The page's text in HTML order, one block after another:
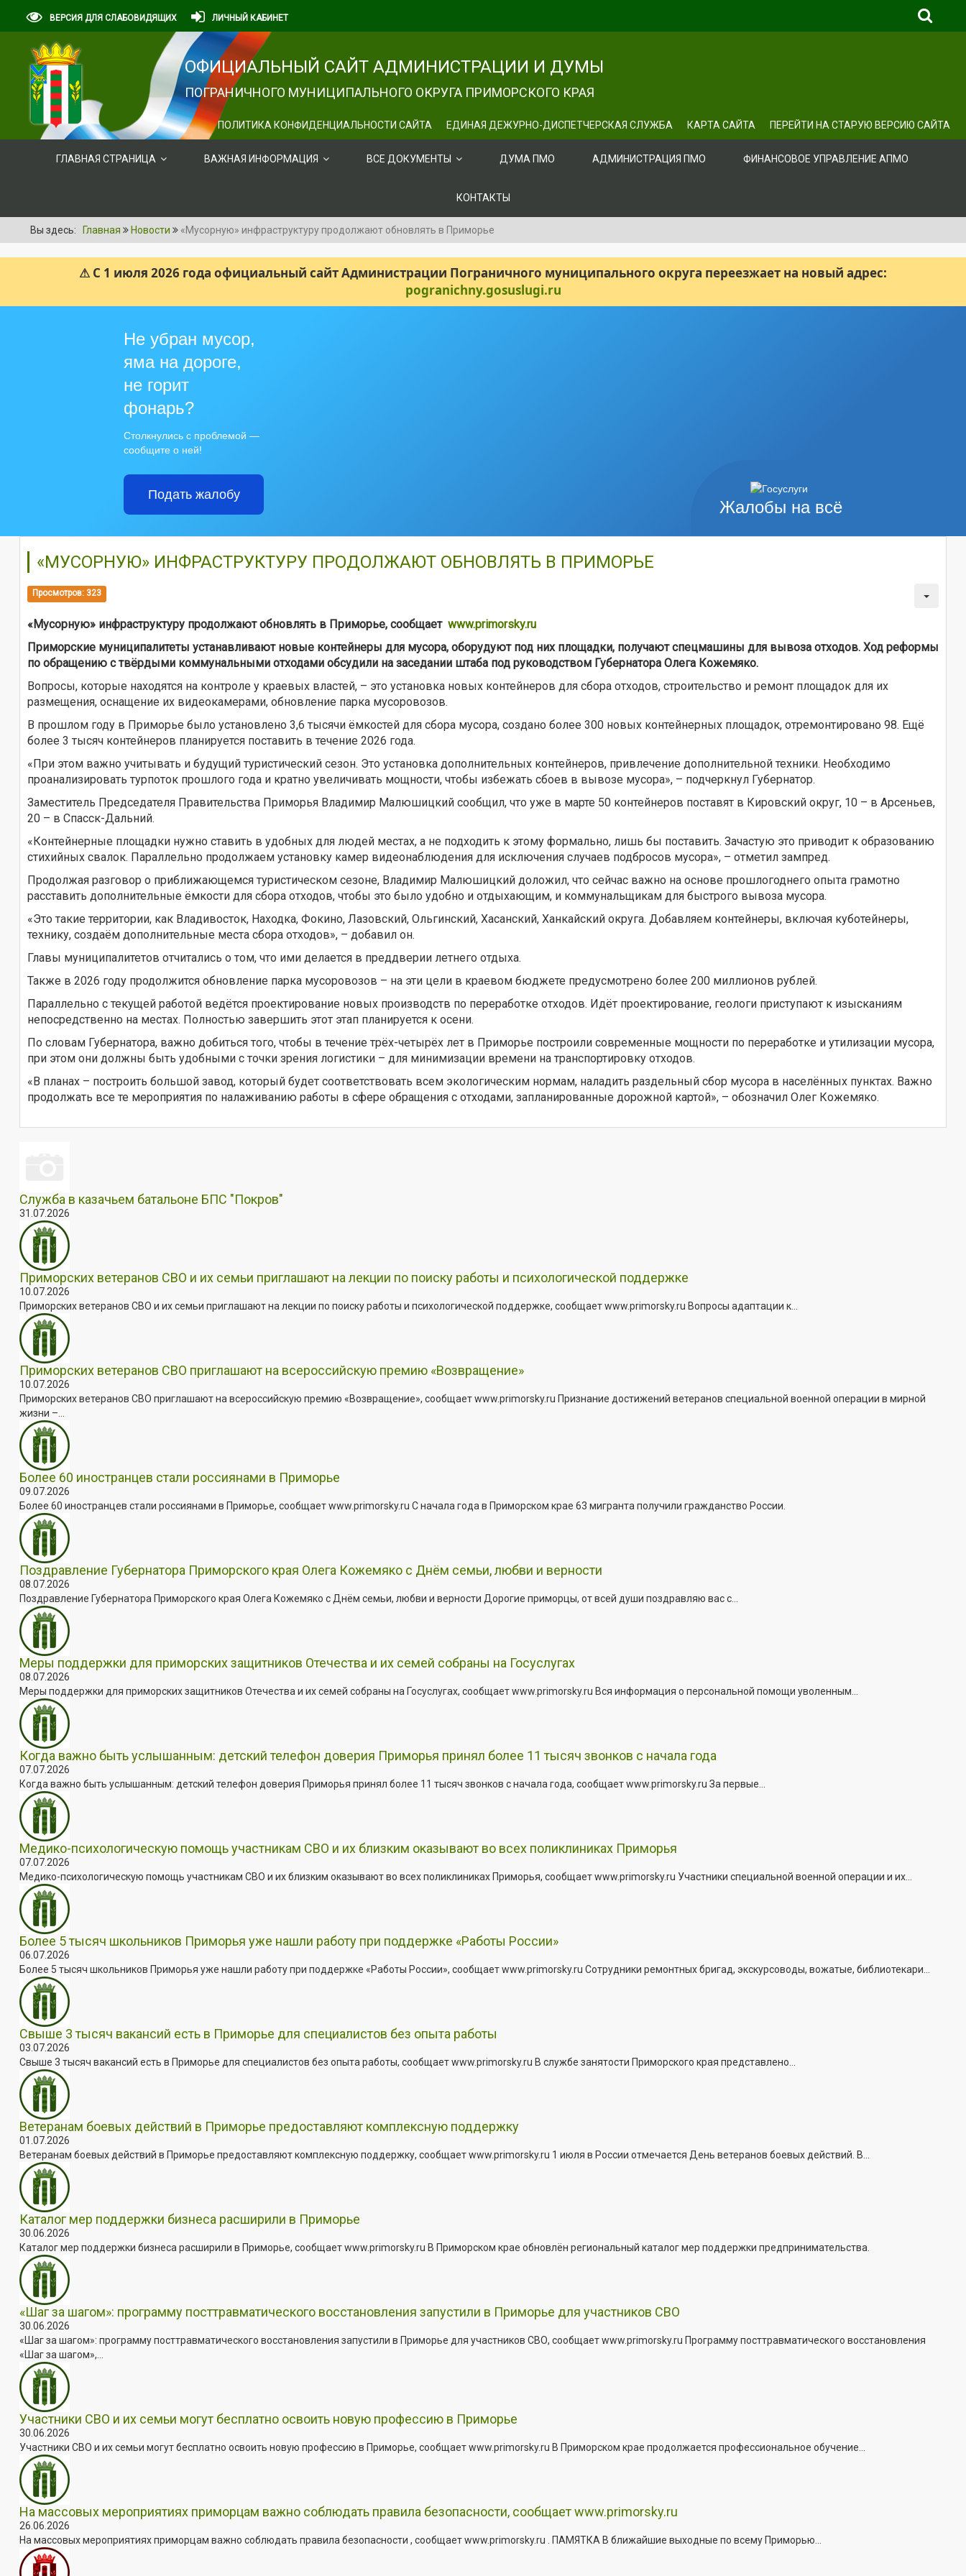
ВЕРСИЯ ДЛЯ СЛАБОВИДЯЩИХ ЛИЧНЫЙ КАБИНЕТ
ОФИЦИАЛЬНЫЙ САЙТ АДМИНИСТРАЦИИ И ДУМЫ
ПОГРАНИЧНОГО МУНИЦИПАЛЬНОГО ОКРУГА ПРИМОРСКОГО КРАЯ
ПОЛИТИКА КОНФИДЕНЦИАЛЬНОСТИ САЙТА ЕДИНАЯ ДЕЖУРНО-ДИСПЕТЧЕРСКАЯ СЛУЖБА КАРТА САЙТА ПЕРЕЙТИ НА СТАРУЮ ВЕРСИЮ САЙТА
ГЛАВНАЯ СТРАНИЦА ВАЖНАЯ ИНФОРМАЦИЯ ВСЕ ДОКУМЕНТЫ ДУМА ПМО АДМИНИСТРАЦИЯ ПМО ФИНАНСОВОЕ УПРАВЛЕНИЕ АПМО
КОНТАКТЫ
Вы здесь: Главная Новости «Мусорную» инфраструктуру продолжают обновлять в Приморье
⚠ С 1 июля 2026 года официальный сайт Администрации Пограничного муниципального округа переезжает на новый адрес:
pogranichny.gosuslugi.ru
Жалобы на всё
Не убран мусор,
яма на дороге,
не горит
фонарь?
Столкнулись с проблемой —
сообщите о ней!
Подать жалобу
«МУСОРНУЮ» ИНФРАСТРУКТУРУ ПРОДОЛЖАЮТ ОБНОВЛЯТЬ В ПРИМОРЬЕ
Просмотров: 323
«Мусорную» инфраструктуру продолжают обновлять в Приморье, сообщает www.primorsky.ru
Приморские муниципалитеты устанавливают новые контейнеры для мусора, оборудуют под них площадки, получают спецмашины для вывоза отходов. Ход реформы
по обращению с твёрдыми коммунальными отходами обсудили на заседании штаба под руководством Губернатора Олега Кожемяко.
Вопросы, которые находятся на контроле у краевых властей, – это установка новых контейнеров для сбора отходов, строительство и ремонт площадок для их
размещения, оснащение их видеокамерами, обновление парка мусоровозов.
В прошлом году в Приморье было установлено 3,6 тысячи ёмкостей для сбора мусора, создано более 300 новых контейнерных площадок, отремонтировано 98. Ещё
более 3 тысяч контейнеров планируется поставить в течение 2026 года.
«При этом важно учитывать и будущий туристический сезон. Это установка дополнительных контейнеров, привлечение дополнительной техники. Необходимо
проанализировать турпоток прошлого года и кратно увеличивать мощности, чтобы избежать сбоев в вывозе мусора», – подчеркнул Губернатор.
Заместитель Председателя Правительства Приморья Владимир Малюшицкий сообщил, что уже в марте 50 контейнеров поставят в Кировский округ, 10 – в Арсеньев,
20 – в Спасск-Дальний.
«Контейнерные площадки нужно ставить в удобных для людей местах, а не подходить к этому формально, лишь бы поставить. Зачастую это приводит к образованию
стихийных свалок. Параллельно продолжаем установку камер видеонаблюдения для исключения случаев подбросов мусора», – отметил зампред.
Продолжая разговор о приближающемся туристическом сезоне, Владимир Малюшицкий доложил, что сейчас важно на основе прошлогоднего опыта грамотно
расставить дополнительные ёмкости для сбора отходов, чтобы это было удобно и отдыхающим, и коммунальщикам для быстрого вывоза мусора.
«Это такие территории, как Владивосток, Находка, Фокино, Лазовский, Ольгинский, Хасанский, Ханкайский округа. Добавляем контейнеры, включая куботейнеры,
технику, создаём дополнительные места сбора отходов», – добавил он.
Главы муниципалитетов отчитались о том, что ими делается в преддверии летнего отдыха.
Также в 2026 году продолжится обновление парка мусоровозов – на эти цели в краевом бюджете предусмотрено более 200 миллионов рублей.
Параллельно с текущей работой ведётся проектирование новых производств по переработке отходов. Идёт проектирование, геологи приступают к изысканиям
непосредственно на местах. Полностью завершить этот этап планируется к осени.
По словам Губернатора, важно добиться того, чтобы в течение трёх-четырёх лет в Приморье построили современные мощности по переработке и утилизации мусора,
при этом они должны быть удобными с точки зрения логистики – для минимизации времени на транспортировку отходов.
«В планах – построить большой завод, который будет соответствовать всем экологическим нормам, наладить раздельный сбор мусора в населённых пунктах. Важно
продолжать все те мероприятия по налаживанию работы в сфере обращения с отходами, запланированные дорожной картой», – обозначил Олег Кожемяко.
Служба в казачьем батальоне БПС "Покров"
31.07.2026
Приморских ветеранов СВО и их семьи приглашают на лекции по поиску работы и психологической поддержке
10.07.2026
Приморских ветеранов СВО и их семьи приглашают на лекции по поиску работы и психологической поддержке, сообщает www.primorsky.ru Вопросы адаптации к...
Приморских ветеранов СВО приглашают на всероссийскую премию «Возвращение»
10.07.2026
Приморских ветеранов СВО приглашают на всероссийскую премию «Возвращение», сообщает www.primorsky.ru Признание достижений ветеранов специальной военной операции в мирной
жизни –...
Более 60 иностранцев стали россиянами в Приморье
09.07.2026
Более 60 иностранцев стали россиянами в Приморье, сообщает www.primorsky.ru С начала года в Приморском крае 63 мигранта получили гражданство России.
Поздравление Губернатора Приморского края Олега Кожемяко с Днём семьи, любви и верности
08.07.2026
Поздравление Губернатора Приморского края Олега Кожемяко с Днём семьи, любви и верности Дорогие приморцы, от всей души поздравляю вас с...
Меры поддержки для приморских защитников Отечества и их семей собраны на Госуслугах
08.07.2026
Меры поддержки для приморских защитников Отечества и их семей собраны на Госуслугах, сообщает www.primorsky.ru Вся информация о персональной помощи уволенным...
Когда важно быть услышанным: детский телефон доверия Приморья принял более 11 тысяч звонков с начала года
07.07.2026
Когда важно быть услышанным: детский телефон доверия Приморья принял более 11 тысяч звонков с начала года, сообщает www.primorsky.ru За первые...
Медико-психологическую помощь участникам СВО и их близким оказывают во всех поликлиниках Приморья
07.07.2026
Медико-психологическую помощь участникам СВО и их близким оказывают во всех поликлиниках Приморья, сообщает www.primorsky.ru Участники специальной военной операции и их...
Более 5 тысяч школьников Приморья уже нашли работу при поддержке «Работы России»
06.07.2026
Более 5 тысяч школьников Приморья уже нашли работу при поддержке «Работы России», сообщает www.primorsky.ru Сотрудники ремонтных бригад, экскурсоводы, вожатые, библиотекари...
Свыше 3 тысяч вакансий есть в Приморье для специалистов без опыта работы
03.07.2026
Свыше 3 тысяч вакансий есть в Приморье для специалистов без опыта работы, сообщает www.primorsky.ru В службе занятости Приморского края представлено...
Ветеранам боевых действий в Приморье предоставляют комплексную поддержку
01.07.2026
Ветеранам боевых действий в Приморье предоставляют комплексную поддержку, сообщает www.primorsky.ru 1 июля в России отмечается День ветеранов боевых действий. В...
Каталог мер поддержки бизнеса расширили в Приморье
30.06.2026
Каталог мер поддержки бизнеса расширили в Приморье, сообщает www.primorsky.ru В Приморском крае обновлён региональный каталог мер поддержки предпринимательства.
«Шаг за шагом»: программу посттравматического восстановления запустили в Приморье для участников СВО
30.06.2026
«Шаг за шагом»: программу посттравматического восстановления запустили в Приморье для участников СВО, сообщает www.primorsky.ru Программу посттравматического восстановления
«Шаг за шагом»,...
Участники СВО и их семьи могут бесплатно освоить новую профессию в Приморье
30.06.2026
Участники СВО и их семьи могут бесплатно освоить новую профессию в Приморье, сообщает www.primorsky.ru В Приморском крае продолжается профессиональное обучение...
На массовых мероприятиях приморцам важно соблюдать правила безопасности, сообщает www.primorsky.ru
26.06.2026
На массовых мероприятиях приморцам важно соблюдать правила безопасности , сообщает www.primorsky.ru . ПАМЯТКА В ближайшие выходные по всему Приморью...